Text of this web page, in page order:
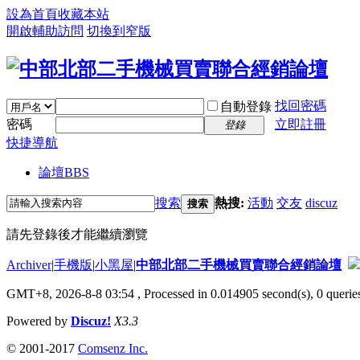
設為首頁收藏本站
開啟輔助訪問 切換到窄版
自動登錄 找回密碼
密碼
登錄
立即註冊
快捷導航
論壇BBS
搜索 搜索 熱搜: 活動 交友 discuz
請先登錄後才能繼續瀏覽
Archiver|手機版|小黑屋|中部北部二手機械買賣聯合經銷論壇
GMT+8, 2026-8-8 03:54 , Processed in 0.014905 second(s), 0
Powered by Discuz! X3.3
© 2001-2017 Comsenz Inc.